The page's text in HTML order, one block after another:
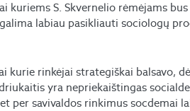
kuriems S. Skvernelio rėmėjams
labiau pasikliauti sociologų
kurie rinkėjai strategiškai balsavo,
yra nepriekaištingas
per savivaldos rinkimus socdemai